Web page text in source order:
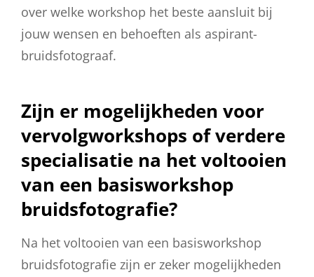
over welke workshop het beste aansluit bij
jouw wensen en behoeften als aspirant-
bruidsfotograaf.
Zijn er mogelijkheden voor
vervolgworkshops of verdere
specialisatie na het voltooien
van een basisworkshop
bruidsfotografie?
Na het voltooien van een basisworkshop
bruidsfotografie zijn er zeker mogelijkheden